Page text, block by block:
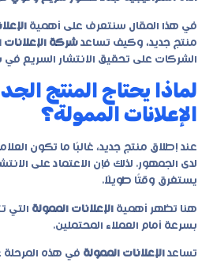
في هذا المقال سنتعرف على أهمية
منتج جديد، وكيف تساعد شركة
الشركات على تحقيق الانتشار السريع
لماذا يحتاج المنتج
الإعلانات الممولة؟
عند إطلاق منتج جديد، غالبًا ما تكون
لدى الجمهور. لذلك فإن الاعتماد على
يستغرق وقتًا طويلًا.
هنا تظهر أهمية الإعلانات الممولة التي
بسرعة أمام العملاء المحتملين.
تساعد الإعلانات الممولة في هذه المرحلة